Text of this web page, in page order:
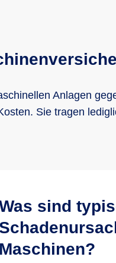
Anlagen
Sie tragen
sind
Maschinen?